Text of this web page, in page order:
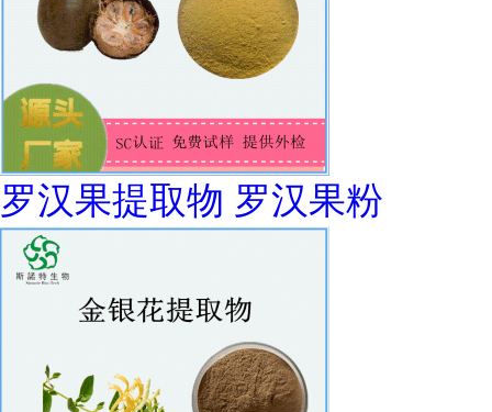
罗汉果提取物 罗汉果粉